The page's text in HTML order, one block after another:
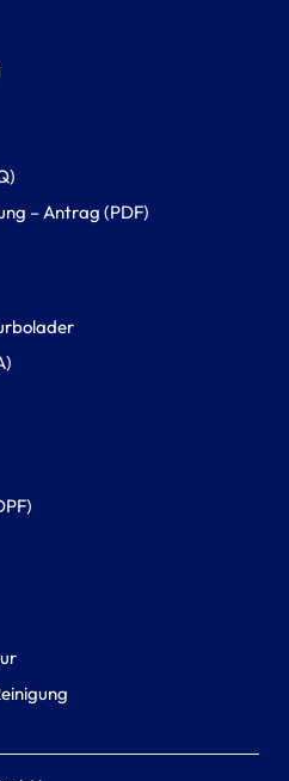
– Antrag (PDF)